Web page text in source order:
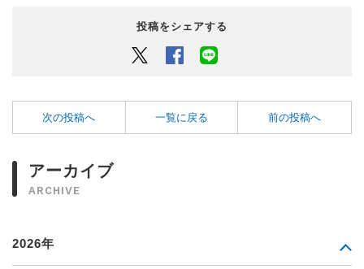
投稿をシェアする
Twitter Facebook
次の投稿へ 一覧に戻る 前の投稿へ
アーカイブ
ARCHIVE
2026年